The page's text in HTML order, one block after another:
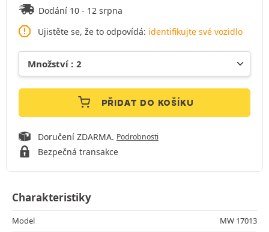
Dodání 10 - 12 srpna
Ujistěte se, že to odpovídá: identifikujte své vozidlo
PŘIDAT DO KOŠÍKU
Doručení ZDARMA. Podrobnosti
Bezpečná transakce
Charakteristiky
Model
MW 17013